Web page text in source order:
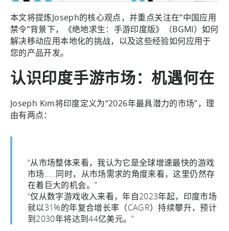
本文将提炼Joseph的核心观点，并重点关注在“中国应用
禁令”背景下，《绝地求生：手游印度版》（BGMI）如何
解决移动应用本地化的挑战，以及这些经验如何应用于
您的产品开发。
认识印度手游市场：机遇何在
Joseph Kim将印度定义为“2026年最具潜力的市场”，理
由有两点：
“从市场整体来看，我认为它是全球增速最快的游戏
市场……同时，从市场需求的角度来看，这里仍然存
在着巨大的机会。”
“仅从数字游戏收入来看，年自2023年起，印度市场
就以31%的年复合增长率（CAGR）持续攀升，预计
到2030年将达到44亿美元。”